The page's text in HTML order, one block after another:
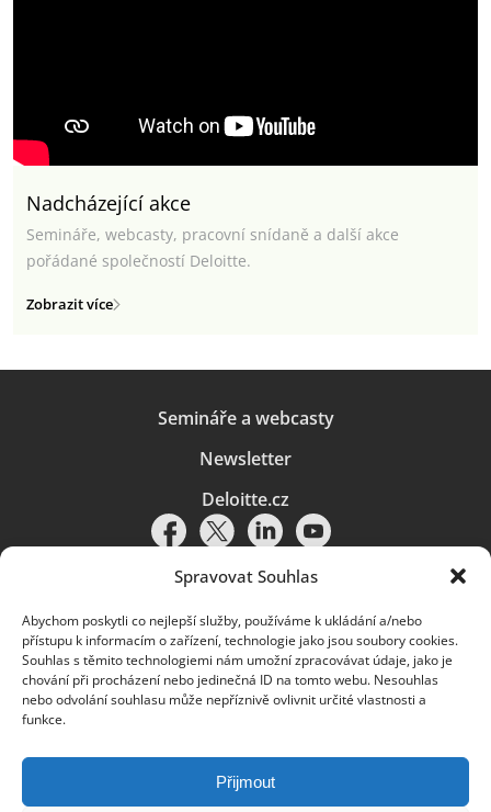
Spravovat Souhlas
Abychom poskytli co nejlepší služby, používáme k ukládání a/nebo
přístupu k informacím o zařízení, technologie jako jsou soubory cookies.
Souhlas s těmito technologiemi nám umožní zpracovávat údaje, jako je
chování při procházení nebo jedinečná ID na tomto webu. Nesouhlas
nebo odvolání souhlasu může nepříznivě ovlivnit určité vlastnosti a
funkce.
Přijmout
Nadcházející akce
Semináře, webcasty, pracovní snídaně a další akce
pořádané společností Deloitte.
Zobrazit více
Semináře a webcasty
Newsletter
Deloitte.cz
Pravidla používání|Ochrana osobních údajů|Soubory cookies |
Deloitte.cz
© 2026. Více informací najdete vPravidlech používání.
Deloitte označuje jednu či více společností globální sítě členských
a přidružené subjekty (souhrnně „organizace Deloitte“). Společnost DTTL
(rovněž označovaná jako „Deloitte Global“) a každá z jejích členských
společností a jejich přidružených subjektů je samostatným a nezávislým